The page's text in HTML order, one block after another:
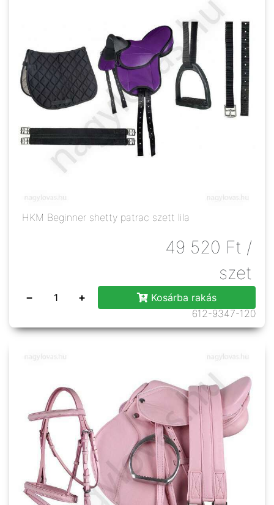
HKM Beginner shetty patrac szett lila
49 520 Ft /
szet
− +
Kosárba rakás
612-9347-120